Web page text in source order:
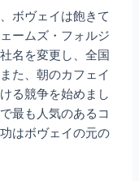
ボヴェイは飽きて
ームズ・フォルジ
名を変更し、全国
た、朝のカフェイ
る競争を始めまし
最も人気のあるコ
はボヴェイの元の